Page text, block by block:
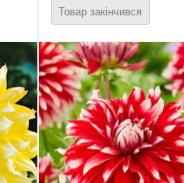
Товар закінчився